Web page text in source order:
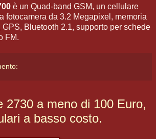
è un Quad-band GSM, un cellulare
fotocamera da 3.2 Megapixel, memoria
GPS, Bluetooth 2.1, supporto per schede
FM.
2730 a meno di 100 Euro,
a basso costo.